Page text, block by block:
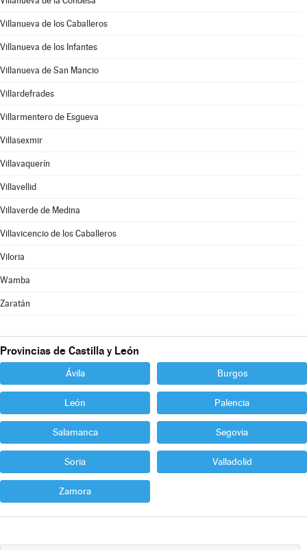
Villanueva de los Caballeros
Villanueva de los Infantes
Villanueva de San Mancio
Villardefrades
Villarmentero de Esgueva
Villasexmir
Villavaquerín
Villavellid
Villaverde de Medina
Villavicencio de los Caballeros
Viloria
Wamba
Zaratán
Provincias de Castilla y León
Ávila Burgos
León Palencia
Salamanca Segovia
Soria Valladolid
Zamora